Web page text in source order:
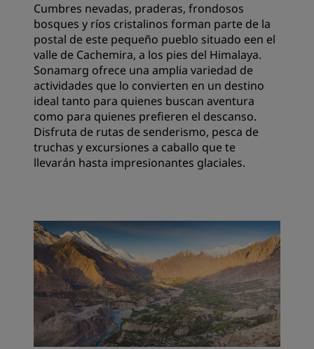
Cumbres nevadas, praderas, frondosos
bosques y ríos cristalinos forman parte de la
postal de este pequeño pueblo situado een el
valle de Cachemira, a los pies del Himalaya.
Sonamarg ofrece una amplia variedad de
actividades que lo convierten en un destino
ideal tanto para quienes buscan aventura
como para quienes prefieren el descanso.
Disfruta de rutas de senderismo, pesca de
truchas y excursiones a caballo que te
llevarán hasta impresionantes glaciales.